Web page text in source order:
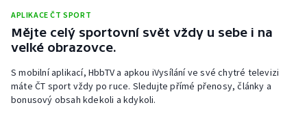
Ragby
Rychlobruslení
Rychlostní kanoistika
APLIKACE ČT SPORT
Mějte celý sportovní svět vždy u sebe i na
velké obrazovce.
S mobilní aplikací, HbbTV a apkou iVysílání ve své chytré televizi
máte ČT sport vždy po ruce. Sledujte přímé přenosy, články a
bonusový obsah kdekoli a kdykoli.